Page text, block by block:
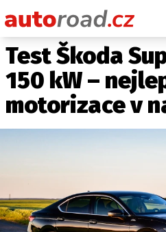
AUTA
TESTY
Test Škoda
150 kW –
motorizace v